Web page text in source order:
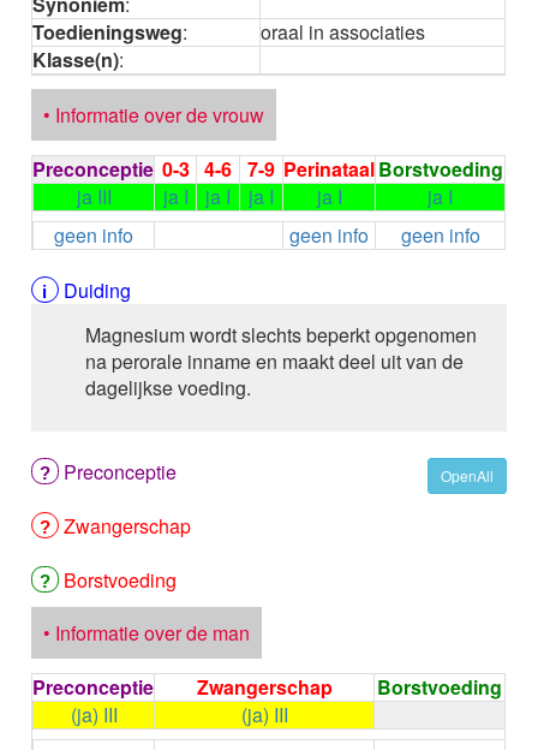
AGALSIDASE bèta
AGOMELATINE
ALBIGLUTIDE
ALBUTREPENONACOG ALFA
Stollingsfactor IX; Factor IX
ALCOHOL
ETHANOL
ALECTINIB
ALEMTUZUMAB
ALENDRONAAT
ALENDRONAAT/VIT D3
ALENDRONAAT / VITAMINE D3 / CACO3
ALFA-1-PROTEINASEREMMER humaan
ALFENTANYL HCl
ALFUZOSINE
ALGINAAT Na / BICARBONAAT Na
ALGINAAT Na / Na BICARBONAAT / CALCIUM
CARBONAAT
ALGINEZUUR
ALGLUCOSIDASE alfa
ALIROCUMAB
ALITRETINOINE
ALLOPURINOL
ALMOTRIPTAN
ALOGLIPTINE benzoaat
Toedieningsweg:
oraal in associaties
Klasse(n):
• Informatie over de vrouw
Preconceptie 0-3 4-6 7-9 PerinataalBorstvoeding
ja III
ja I ja I ja I ja I
ja I
geen info
geen info
geen info
Duiding
Magnesium wordt slechts beperkt opgenomen
na perorale inname en maakt deel uit van de
dagelijkse voeding.
OpenAll
Preconceptie
Zwangerschap
Borstvoeding
• Informatie over de man
Preconceptie
Zwangerschap
Borstvoeding
(ja) III
(ja) III